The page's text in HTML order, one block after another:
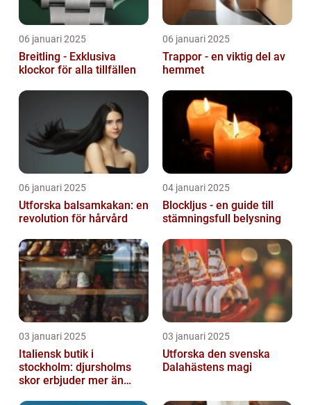
06 januari 2025
Breitling - Exklusiva
klockor för alla tillfällen
06 januari 2025
Trappor - en viktig del av
hemmet
06 januari 2025
Utforska balsamkakan: en
revolution för hårvård
04 januari 2025
Blockljus - en guide till
stämningsfull belysning
03 januari 2025
Italiensk butik i
stockholm: djursholms
skor erbjuder mer än
03 januari 2025
Utforska den svenska
Dalahästens magi